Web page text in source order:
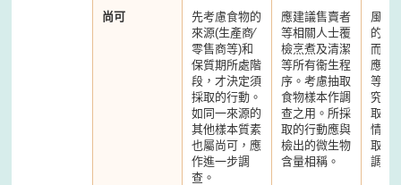
尚可
先考慮食物的
來源(生產商∕
零售商等)和
保質期所處階
段，才決定須
採取的行動。
如同一來源的
其他樣本質素
也屬尚可，應
作進一步調
查。
應建議售賣者
等相關人士覆
檢烹煮及清潔
等所有衞生程
序。考慮抽取
食物樣本作調
查之用。所採
取的行動應與
檢出的微生物
含量相稱。
風險
的致
而相
應建
等相
究原
取措
情況
取食
調查